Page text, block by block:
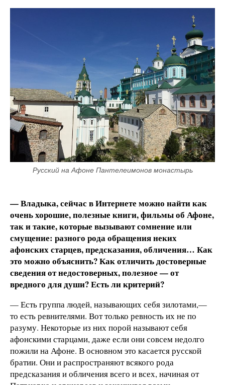
Русский на Афоне Пантелеимонов монастырь
— Владыка, сейчас в Интернете можно найти как
очень хорошие, полезные книги, фильмы об Афоне,
так и такие, которые вызывают сомнение или
смущение: разного рода обращения неких
афонских старцев, предсказания, обличения… Как
это можно объяснить? Как отличить достоверные
сведения от недостоверных, полезное — от
вредного для души? Есть ли критерий?
— Есть группа людей, называющих себя зилотами,—
то есть ревнителями. Вот только ревность их не по
разуму. Некоторые из них порой называют себя
афонскими старцами, даже если они совсем недолго
пожили на Афоне. В основном это касается русской
братии. Они и распространяют всякого рода
предсказания и обличения всего и всех, начиная от